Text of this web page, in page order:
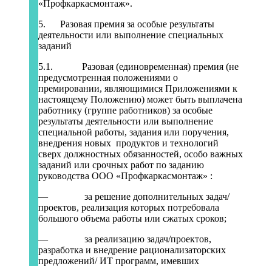
«Профкаркасмонтаж».
5. Разовая премия за особые результаты
деятельности или выполнение специальных
заданий
5.1. Разовая (единовременная) премия (не
предусмотренная положениями о
премировании, являющимися Приложениями к
настоящему Положению) может быть выплачена
работнику (группе работников) за особые
результаты деятельности или выполнение
специальной работы, задания или поручения,
внедрения новых продуктов и технологий
сверх должностных обязанностей, особо важных
заданий или срочных работ по заданию
руководства ООО «Профкаркасмонтаж» :
— за решение дополнительных задач/
проектов, реализация которых потребовала
большого объема работы или сжатых сроков;
— за реализацию задач/проектов,
разработка и внедрение рационализаторских
предложений/ ИТ программ, имевших